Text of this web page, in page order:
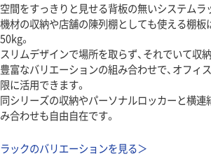
空間をすっきりと見せる背板の無いシステムラ
機材の収納や店舗の陳列棚としても使える棚
50kg。
スリムデザインで場所を取らず、それでいて収納
豊富なバリエーションの組み合わせで、オフィ
限に活用できます。
同シリーズの収納やパーソナルロッカーと横連
み合わせも自由自在です。
ラックのバリエーションを見る＞